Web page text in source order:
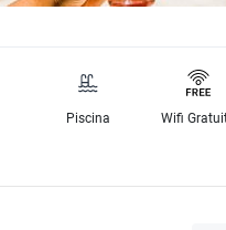
Piscina Wifi